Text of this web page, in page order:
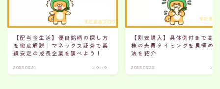
【配当金生活】優良銘柄の探し方
を徹底解説｜マネックス証券で業
績安定の成長企業を調べよう！
2023.03.21 ノウハウ
【割安購入】具体例付きで高
株の売買タイミングを見極め
法を紹介
2023.03.23 ノウ
簡単に銘柄検索から分析が可能